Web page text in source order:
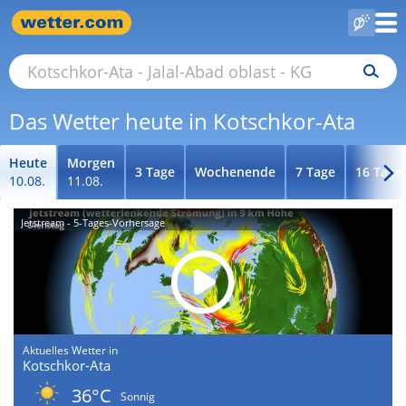
Das Wetter heute in Kotschkor-Ata
Heute
10.08.
Morgen
11.08.
3 Tage Wochenende 7 Tage 16 Tage
Jetstream - 5-Tages-Vorhersage
Aktuelles Wetter in
Kotschkor-Ata
36°C
Sonnig